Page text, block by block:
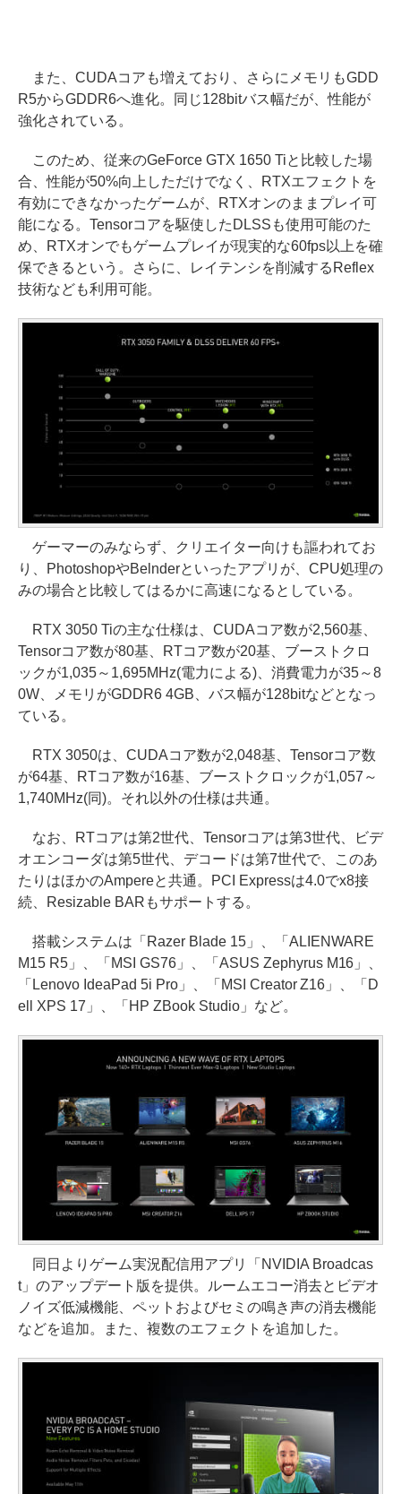
また、CUDAコアも増えており、さらにメモリもGDD
R5からGDDR6へ進化。同じ128bitバス幅だが、性能が
強化されている。
このため、従来のGeForce GTX 1650 Tiと比較した場
合、性能が50%向上しただけでなく、RTXエフェクトを
有効にできなかったゲームが、RTXオンのままプレイ可
能になる。Tensorコアを駆使したDLSSも使用可能のた
め、RTXオンでもゲームプレイが現実的な60fps以上を確
保できるという。さらに、レイテンシを削減するReflex
技術なども利用可能。
ゲーマーのみならず、クリエイター向けも謳われてお
り、PhotoshopやBelnderといったアプリが、CPU処理の
みの場合と比較してはるかに高速になるとしている。
RTX 3050 Tiの主な仕様は、CUDAコア数が2,560基、
Tensorコア数が80基、RTコア数が20基、ブーストクロ
ックが1,035～1,695MHz(電力による)、消費電力が35～8
0W、メモリがGDDR6 4GB、バス幅が128bitなどとなっ
ている。
RTX 3050は、CUDAコア数が2,048基、Tensorコア数
が64基、RTコア数が16基、ブーストクロックが1,057～
1,740MHz(同)。それ以外の仕様は共通。
なお、RTコアは第2世代、Tensorコアは第3世代、ビデ
オエンコーダは第5世代、デコードは第7世代で、このあ
たりはほかのAmpereと共通。PCI Expressは4.0でx8接
続、Resizable BARもサポートする。
搭載システムは「Razer Blade 15」、「ALIENWARE
M15 R5」、「MSI GS76」、「ASUS Zephyrus M16」、
「Lenovo IdeaPad 5i Pro」、「MSI Creator Z16」、「D
ell XPS 17」、「HP ZBook Studio」など。
同日よりゲーム実況配信用アプリ「NVIDIA Broadcas
t」のアップデート版を提供。ルームエコー消去とビデオ
ノイズ低減機能、ペットおよびセミの鳴き声の消去機能
などを追加。また、複数のエフェクトを追加した。